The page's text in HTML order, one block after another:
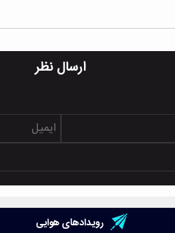
ارسال نظر
رویدادهای هوایی